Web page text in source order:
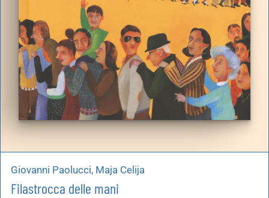
Giovanni Paolucci, Maja Celija
Filastrocca delle mani